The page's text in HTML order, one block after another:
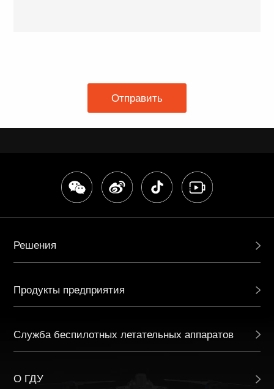
Отправить
Решения
Продукты предприятия
Служба беспилотных летательных аппаратов
О ГДУ